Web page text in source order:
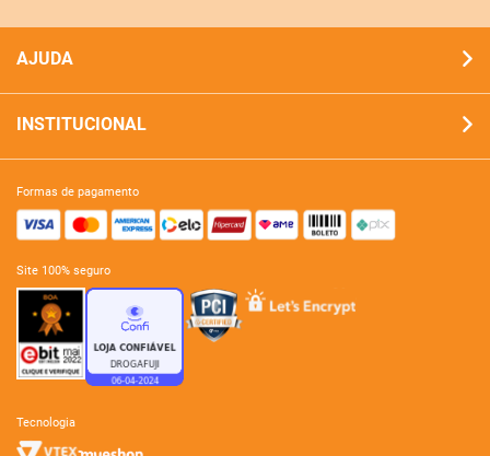
AJUDA
INSTITUCIONAL
formas de pagamento
site 100% seguro
tecnologia